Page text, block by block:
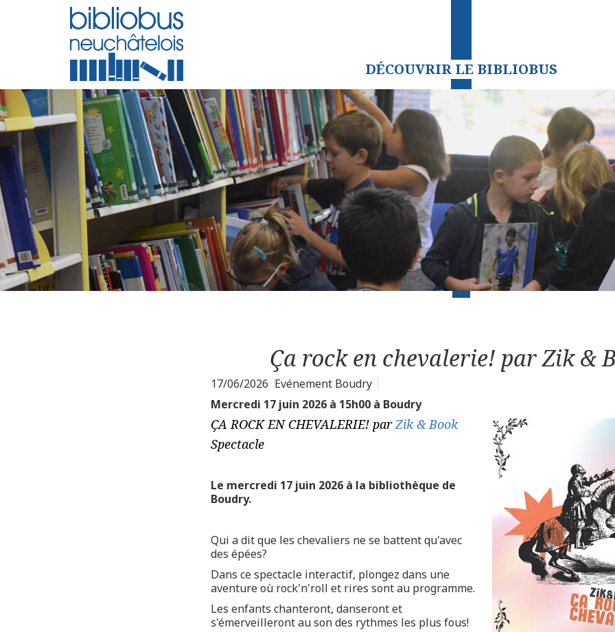
DÉCOUVRIR LE BIBLIOBUS
Ça rock en chevalerie! par Zik &
17/06/2026 Evénement Boudry
Mercredi 17 juin 2026 à 15h00 à Boudry
ÇA ROCK EN CHEVALERIE! parZik & Book
Spectacle
Le mercredi 17 juin 2026 à la bibliothèque de
Boudry.
Qui a dit que les chevaliers ne se battent qu'avec
des épées?
Dans ce spectacle interactif, plongez dans une
aventure où rock'n'roll et rires sont au programme.
Les enfants chanteront, danseront et
s'émerveilleront au son des rythmes les plus fous!